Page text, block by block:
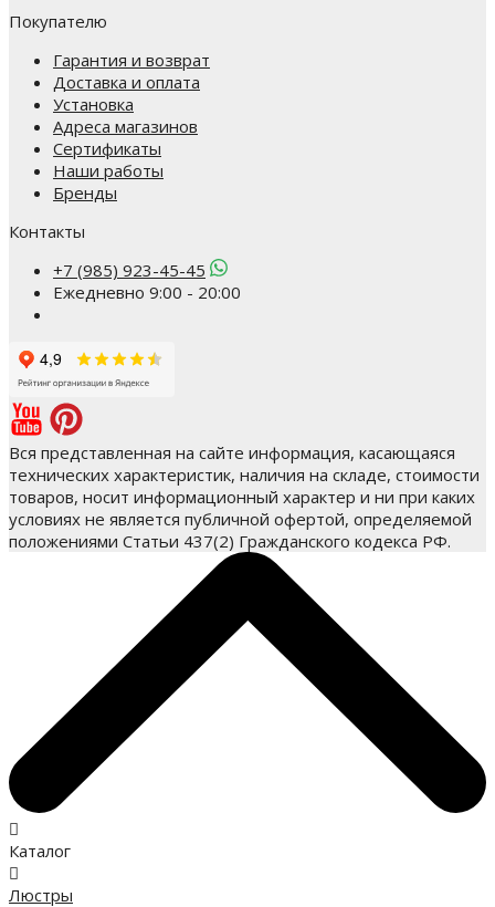
Покупателю
Гарантия и возврат
Доставка и оплата
Установка
Адреса магазинов
Сертификаты
Наши работы
Бренды
Контакты
+7 (985) 923-45-45
Ежедневно 9:00 - 20:00
Вся представленная на сайте информация, касающаяся
технических характеристик, наличия на складе, стоимости
товаров, носит информационный характер и ни при каких
условиях не является публичной офертой, определяемой
положениями Статьи 437(2) Гражданского кодекса РФ.
Каталог
Люстры